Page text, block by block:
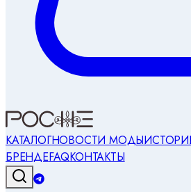
КАТАЛОГНОВОСТИ МОДЫ
БРЕНДЕFAQКОНТАКТЫ